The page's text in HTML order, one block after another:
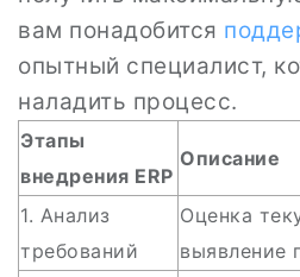
вам понадобится
опытный специалист,
наладить процесс.
Этапы
внедрения ERP
Описание
1. Анализ
требований
Оценка
выявление